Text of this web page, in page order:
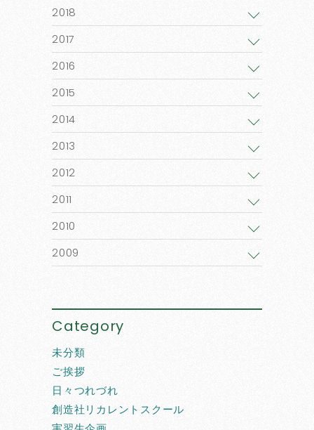
2018
2017
2016
2015
2014
2013
2012
2011
2010
2009
Category
未分類
ご挨拶
日々つれづれ
創造社リカレントスクール